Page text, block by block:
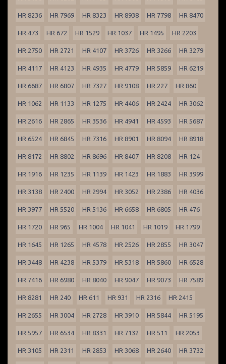
HR 8236 HR 7969 HR 8323 HR 8938 HR 7798 HR 8470
HR 473 HR 672 HR 1529 HR 1037 HR 1495 HR 2203
HR 2750 HR 2721 HR 4107 HR 3726 HR 3266 HR 3279
HR 4117 HR 4123 HR 4935 HR 4779 HR 5859 HR 6219
HR 6687 HR 6807 HR 7327 HR 9108 HR 227 HR 860
HR 1062 HR 1133 HR 1275 HR 4406 HR 2424 HR 3062
HR 2616 HR 2865 HR 3536 HR 4941 HR 4593 HR 5687
HR 6524 HR 6845 HR 7316 HR 8901 HR 8094 HR 8918
HR 8172 HR 8802 HR 8696 HR 8407 HR 8208 HR 124
HR 1916 HR 1235 HR 1139 HR 1423 HR 1883 HR 3999
HR 3138 HR 2400 HR 2994 HR 3052 HR 2386 HR 4036
HR 3977 HR 5520 HR 5136 HR 6658 HR 6805 HR 476
HR 1720 HR 965 HR 1004 HR 1041 HR 1019 HR 1799
HR 1645 HR 1265 HR 4578 HR 2526 HR 2855 HR 3047
HR 3448 HR 4238 HR 5379 HR 5318 HR 5860 HR 6528
HR 7416 HR 6980 HR 8040 HR 9047 HR 9073 HR 7589
HR 8281 HR 240 HR 611 HR 931 HR 2316 HR 2415
HR 2655 HR 3004 HR 2728 HR 3910 HR 5844 HR 5195
HR 5957 HR 6534 HR 8331 HR 7132 HR 511 HR 2053
HR 3105 HR 2311 HR 2853 HR 3068 HR 2640 HR 3732